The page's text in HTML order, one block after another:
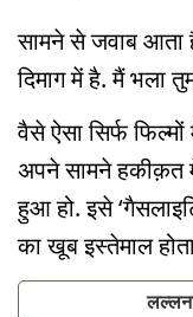
सामने से जवाब आता
दिमाग में है. मैं भला
वैसे ऐसा सिर्फ
अपने सामने हकीक़त
हुआ हो. इसे
का खूब इस्तेमाल